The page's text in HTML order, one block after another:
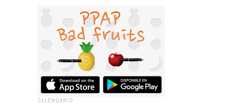
CALENDARIO